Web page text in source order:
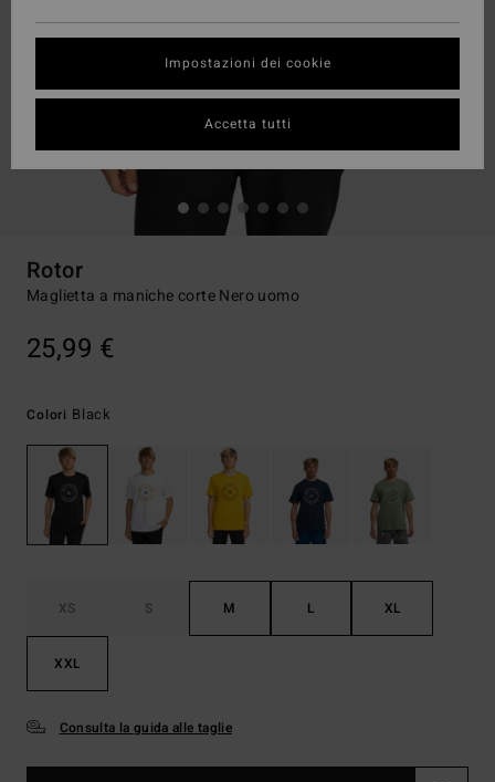
Rotor
Maglietta a maniche corte Nero uomo
25,99 €
Colori Black
XS S M L XL
XXL
Consulta la guida alle taglie
Impostazioni dei cookie
Accetta tutti